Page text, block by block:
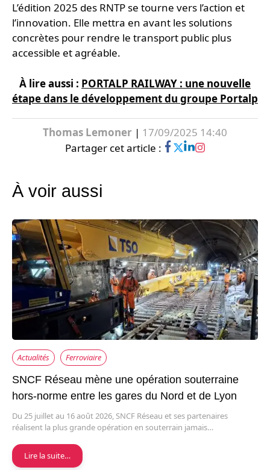
L’édition 2025 des RNTP se tourne vers l’action et
l’innovation. Elle mettra en avant les solutions
concrètes pour rendre le transport public plus
accessible et agréable.
À lire aussi : PORTALP RAILWAY : une nouvelle
étape dans le développement du groupe Portalp
Thomas Lemoner | 17/09/2025 14:40
Partager cet article :
À voir aussi
Actualités Ferroviaire
SNCF Réseau mène une opération souterraine
hors-norme entre les gares du Nord et de Lyon
Du 25 juillet au 16 août 2026, SNCF Réseau et ses partenaires
réalisent la plus grande opération en souterrain jamais…
Lire la suite…